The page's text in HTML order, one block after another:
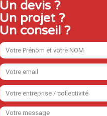
Un devis ?
Un projet ?
Un conseil ?